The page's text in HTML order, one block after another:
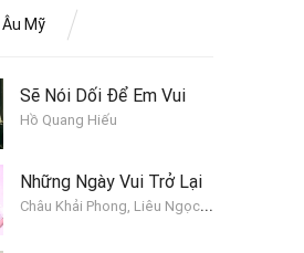
Âu Mỹ
Sẽ Nói Dối Để Em Vui
Hồ Quang Hiếu
Những Ngày Vui Trở Lại
C
hâu Khải Phong, Liêu Ngọc Lan